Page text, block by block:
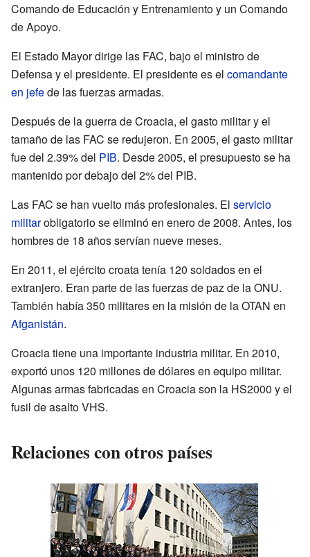
Comando de Educación y Entrenamiento y un Comando
de Apoyo.
El Estado Mayor dirige las FAC, bajo el ministro de
Defensa y el presidente. El presidente es el comandante
en jefede las fuerzas armadas.
Después de la guerra de Croacia, el gasto militar y el
tamaño de las FAC se redujeron. En 2005, el gasto militar
fue del 2.39% del PIB. Desde 2005, el presupuesto se ha
mantenido por debajo del 2% del PIB.
Las FAC se han vuelto más profesionales. El servicio
militarobligatorio se eliminó en enero de 2008. Antes, los
hombres de 18 años servían nueve meses.
En 2011, el ejército croata tenía 120 soldados en el
extranjero. Eran parte de las fuerzas de paz de la ONU.
También había 350 militares en la misión de la OTAN en
Afganistán.
Croacia tiene una importante industria militar. En 2010,
exportó unos 120 millones de dólares en equipo militar.
Algunas armas fabricadas en Croacia son la HS2000 y el
fusil de asalto VHS.
Relaciones con otros países